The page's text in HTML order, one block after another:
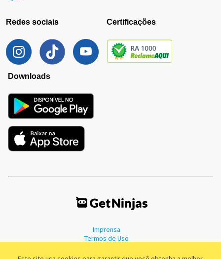
Redes sociais Certificações
Downloads
Imprensa
Termos de Uso